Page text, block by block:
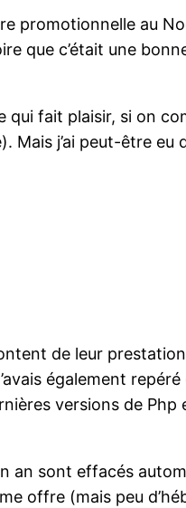
promotionnelle au
que c’était une
fait plaisir, si on
j’ai peut-être eu
de leur
également repéré
versions de Php
an sont effacés
offre (mais peu